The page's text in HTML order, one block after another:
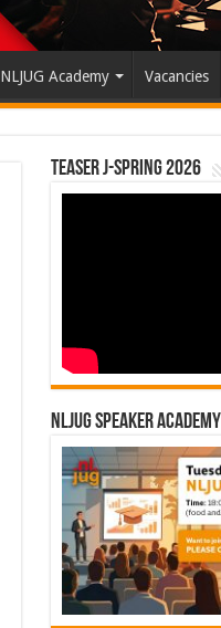
NLJUG Academy Vacancies
Teaser J-Spring 2026
NLJUG Speaker Academy